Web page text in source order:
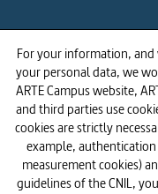
For your information,
your personal data, we
ARTE Campus website,
and third parties use
cookies are strictly
example, authentication
measurement cookies)
guidelines of the CNIL,
Cookies policy
Accessibility: partially
compliant